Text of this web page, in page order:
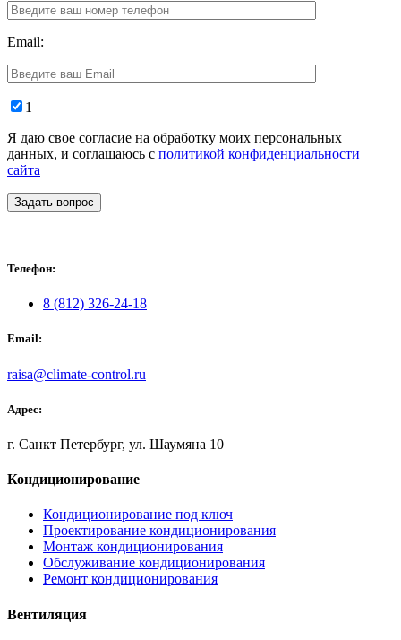
Email:
1
Я даю свое согласие на обработку моих персональных
данных, и соглашаюсь с политикой конфиденциальности
сайта
Задать вопрос
Телефон:
8 (812) 326-24-18
Email:
raisa@climate-control.ru
Адрес:
г. Санкт Петербург, ул. Шаумяна 10
Кондиционирование
Кондиционирование под ключ
Проектирование кондиционирования
Монтаж кондиционирования
Обслуживание кондиционирования
Ремонт кондиционирования
Вентиляция